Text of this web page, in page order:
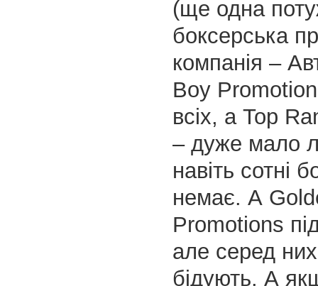
(ще одна
боксерська
компанія –
Boy
всіх, а Top
– дуже мало
навіть сотні
немає. А
Promotions
але серед
бідують. А